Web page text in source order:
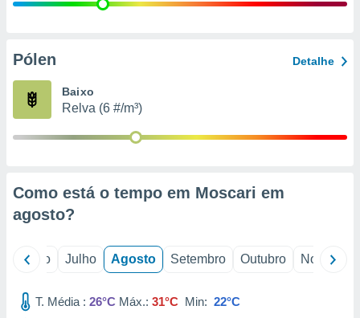
e
de
Pólen Detalhe
Baixo
Relva (6 #/m³)
Como está o tempo em Moscari em
agosto?
Junho Julho Agosto Setembro Outubro Novembro
T. Média : 26°C Máx.: 31°C Min: 22°C